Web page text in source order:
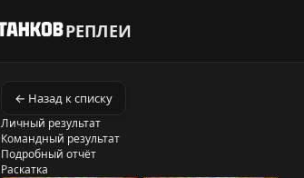
РЕПЛЕИ
← Назад к списку
Личный результат
Командный результат
Подробный отчёт
Раскатка